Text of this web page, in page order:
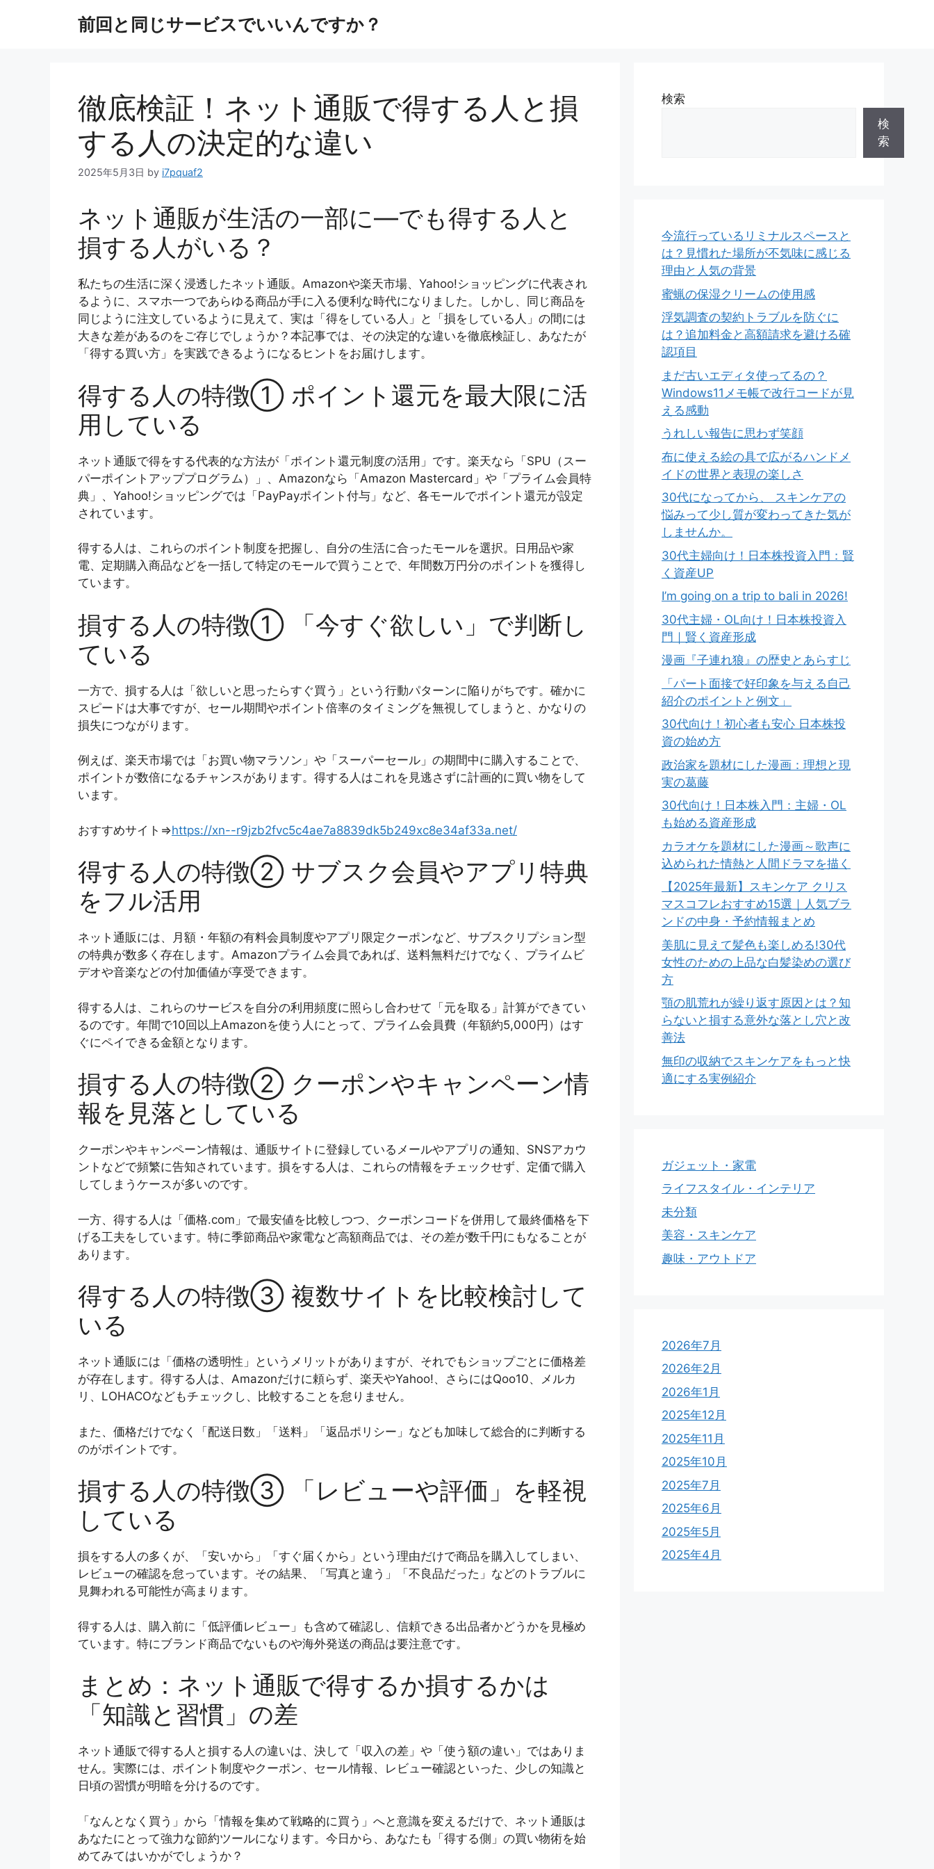
前回と同じサービスでいいんですか？
徹底検証！ネット通販で得する人と損
する人の決定的な違い
2025年5月3日 by i7pquaf2
ネット通販が生活の一部に―でも得する人と
損する人がいる？
私たちの生活に深く浸透したネット通販。Amazonや楽天市場、Yahoo!ショッピングに代表され
るように、スマホ一つであらゆる商品が手に入る便利な時代になりました。しかし、同じ商品を
同じように注文しているように見えて、実は「得をしている人」と「損をしている人」の間には
大きな差があるのをご存じでしょうか？本記事では、その決定的な違いを徹底検証し、あなたが
「得する買い方」を実践できるようになるヒントをお届けします。
得する人の特徴① ポイント還元を最大限に活
用している
ネット通販で得をする代表的な方法が「ポイント還元制度の活用」です。楽天なら「SPU（スー
パーポイントアッププログラム）」、Amazonなら「Amazon Mastercard」や「プライム会員特
典」、Yahoo!ショッピングでは「PayPayポイント付与」など、各モールでポイント還元が設定
されています。
得する人は、これらのポイント制度を把握し、自分の生活に合ったモールを選択。日用品や家
電、定期購入商品などを一括して特定のモールで買うことで、年間数万円分のポイントを獲得し
ています。
損する人の特徴① 「今すぐ欲しい」で判断し
ている
一方で、損する人は「欲しいと思ったらすぐ買う」という行動パターンに陥りがちです。確かに
スピードは大事ですが、セール期間やポイント倍率のタイミングを無視してしまうと、かなりの
損失につながります。
例えば、楽天市場では「お買い物マラソン」や「スーパーセール」の期間中に購入することで、
ポイントが数倍になるチャンスがあります。得する人はこれを見逃さずに計画的に買い物をして
います。
おすすめサイト⇒https://xn--r9jzb2fvc5c4ae7a8839dk5b249xc8e34af33a.net/
得する人の特徴② サブスク会員やアプリ特典
をフル活用
ネット通販には、月額・年額の有料会員制度やアプリ限定クーポンなど、サブスクリプション型
の特典が数多く存在します。Amazonプライム会員であれば、送料無料だけでなく、プライムビ
デオや音楽などの付加価値が享受できます。
得する人は、これらのサービスを自分の利用頻度に照らし合わせて「元を取る」計算ができてい
るのです。年間で10回以上Amazonを使う人にとって、プライム会員費（年額約5,000円）はす
ぐにペイできる金額となります。
損する人の特徴② クーポンやキャンペーン情
報を見落としている
クーポンやキャンペーン情報は、通販サイトに登録しているメールやアプリの通知、SNSアカウ
ントなどで頻繁に告知されています。損をする人は、これらの情報をチェックせず、定価で購入
してしまうケースが多いのです。
一方、得する人は「価格.com」で最安値を比較しつつ、クーポンコードを併用して最終価格を下
げる工夫をしています。特に季節商品や家電など高額商品では、その差が数千円にもなることが
あります。
得する人の特徴③ 複数サイトを比較検討して
いる
ネット通販には「価格の透明性」というメリットがありますが、それでもショップごとに価格差
が存在します。得する人は、Amazonだけに頼らず、楽天やYahoo!、さらにはQoo10、メルカ
リ、LOHACOなどもチェックし、比較することを怠りません。
また、価格だけでなく「配送日数」「送料」「返品ポリシー」なども加味して総合的に判断する
のがポイントです。
損する人の特徴③ 「レビューや評価」を軽視
している
損をする人の多くが、「安いから」「すぐ届くから」という理由だけで商品を購入してしまい、
レビューの確認を怠っています。その結果、「写真と違う」「不良品だった」などのトラブルに
見舞われる可能性が高まります。
得する人は、購入前に「低評価レビュー」も含めて確認し、信頼できる出品者かどうかを見極め
ています。特にブランド商品でないものや海外発送の商品は要注意です。
まとめ：ネット通販で得するか損するかは
「知識と習慣」の差
ネット通販で得する人と損する人の違いは、決して「収入の差」や「使う額の違い」ではありま
せん。実際には、ポイント制度やクーポン、セール情報、レビュー確認といった、少しの知識と
日頃の習慣が明暗を分けるのです。
「なんとなく買う」から「情報を集めて戦略的に買う」へと意識を変えるだけで、ネット通販は
あなたにとって強力な節約ツールになります。今日から、あなたも「得する側」の買い物術を始
めてみてはいかがでしょうか？
検索
検
索
今流行っているリミナルスペースと
は？見慣れた場所が不気味に感じる
理由と人気の背景
蜜蝋の保湿クリームの使用感
浮気調査の契約トラブルを防ぐに
は？追加料金と高額請求を避ける確
認項目
まだ古いエディタ使ってるの？
Windows11メモ帳で改行コードが見
える感動
うれしい報告に思わず笑顔
布に使える絵の具で広がるハンドメ
イドの世界と表現の楽しさ
30代になってから、 スキンケアの
悩みって少し質が変わってきた気が
しませんか。
30代主婦向け！日本株投資入門：賢
く資産UP
I’m going on a trip to bali in 2026!
30代主婦・OL向け！日本株投資入
門｜賢く資産形成
漫画『子連れ狼』の歴史とあらすじ
「パート面接で好印象を与える自己
紹介のポイントと例文」
30代向け！初心者も安心 日本株投
資の始め方
政治家を題材にした漫画：理想と現
実の葛藤
30代向け！日本株入門：主婦・OL
も始める資産形成
カラオケを題材にした漫画～歌声に
込められた情熱と人間ドラマを描く
【2025年最新】スキンケア クリス
マスコフレおすすめ15選｜人気ブラ
ンドの中身・予約情報まとめ
美肌に見えて髪色も楽しめる!30代
女性のための上品な白髪染めの選び
方
顎の肌荒れが繰り返す原因とは？知
らないと損する意外な落とし穴と改
善法
無印の収納でスキンケアをもっと快
適にする実例紹介
ガジェット・家電
ライフスタイル・インテリア
未分類
美容・スキンケア
趣味・アウトドア
2026年7月
2026年2月
2026年1月
2025年12月
2025年11月
2025年10月
2025年7月
2025年6月
2025年5月
2025年4月